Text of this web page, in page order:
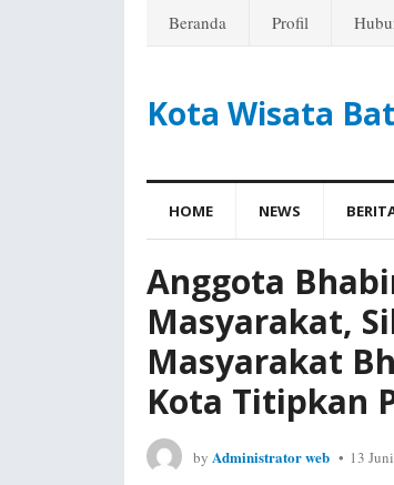
Beranda Profil
Kota Wisata
HOME NEWS
Anggota
Masyarakat,
Masyarakat
Kota Titipkan
by Administrator web 13